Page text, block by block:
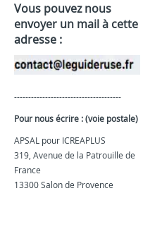
Vous pouvez nous
envoyer un mail à cette
adresse :
--------------------------------------
Pour nous écrire : (voie postale)
APSAL pour ICREAPLUS
319, Avenue de la Patrouille de
France
13300 Salon de Provence